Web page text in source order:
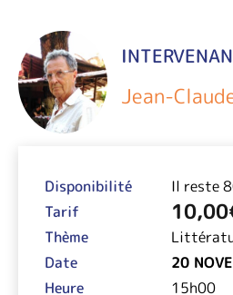
Jean-
Disponibilité
Il reste
Tarif
10,00
Thème
Date
20
Heure
15h00